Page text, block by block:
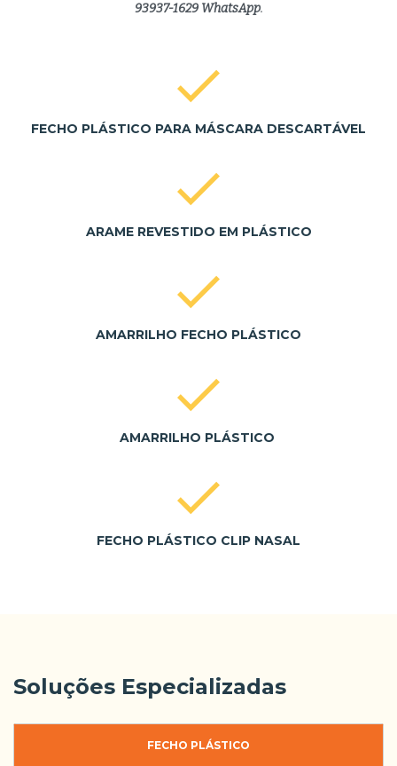
93937-1629 WhatsApp.
FECHO PLÁSTICO PARA MÁSCARA DESCARTÁVEL
ARAME REVESTIDO EM PLÁSTICO
AMARRILHO FECHO PLÁSTICO
AMARRILHO PLÁSTICO
FECHO PLÁSTICO CLIP NASAL
Soluções Especializadas
FECHO PLÁSTICO